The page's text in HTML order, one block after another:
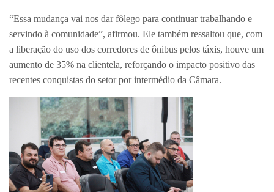
“Essa mudança vai nos dar fôlego para continuar trabalhando e
servindo à comunidade”, afirmou. Ele também ressaltou que, com
a liberação do uso dos corredores de ônibus pelos táxis, houve um
aumento de 35% na clientela, reforçando o impacto positivo das
recentes conquistas do setor por intermédio da Câmara.